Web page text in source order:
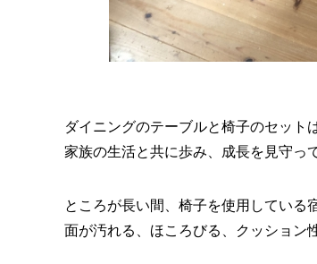
ダイニングのテーブルと椅子のセット
家族の生活と共に歩み、成長を見守っ
ところが長い間、椅子を使用してい
面が汚れる、ほころびる、クッション